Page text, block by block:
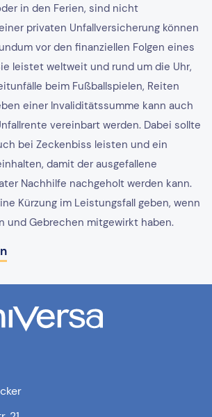
in den Ferien, sind nicht
privaten Unfallversicherung können
vor den finanziellen Folgen eines
leistet weltweit und rund um die Uhr,
beim Fußballspielen, Reiten
einer Invaliditätssumme kann auch
vereinbart werden. Dabei sollte
bei Zeckenbiss leisten und ein
damit der ausgefallene
Nachhilfe nachgeholt werden kann.
Kürzung im Leistungsfall geben, wenn
und Gebrechen mitgewirkt haben.